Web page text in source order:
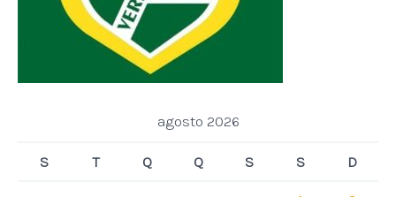
agosto 2026
S T Q Q S S D